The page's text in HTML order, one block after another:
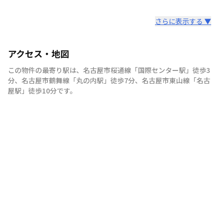
さらに表示する ▼
アクセス・地図
この物件の最寄り駅は、 名古屋市桜通線 「国際センター駅 」 徒歩3
分、 名古屋市鶴舞線 「丸の内駅 」 徒歩7分、 名古屋市東山線 「名古
屋駅 」 徒歩10分です。